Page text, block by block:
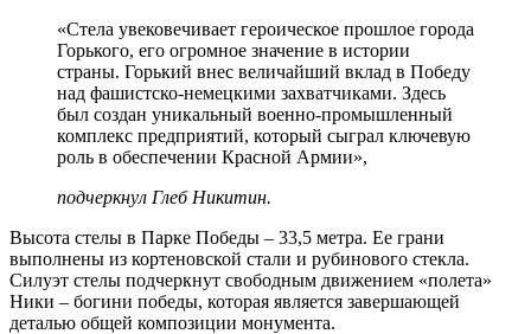
«Стела увековечивает героическое прошлое города
Горького, его огромное значение в истории
страны. Горький внес величайший вклад в Победу
над фашистско-немецкими захватчиками. Здесь
был создан уникальный военно-промышленный
комплекс предприятий, который сыграл ключевую
роль в обеспечении Красной Армии»,
подчеркнул Глеб Никитин.
Высота стелы в Парке Победы – 33,5 метра. Ее грани
выполнены из кортеновской стали и рубинового стекла.
Силуэт стелы подчеркнут свободным движением «полета»
Ники – богини победы, которая является завершающей
деталью общей композиции монумента.